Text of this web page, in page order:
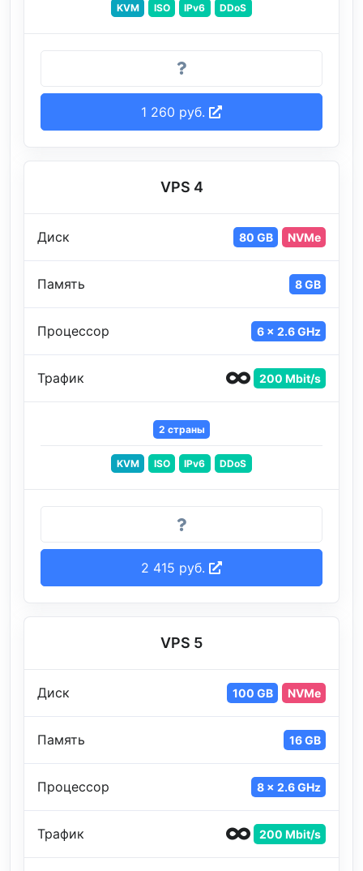
KVM ISO IPv6 DDoS
1 260 руб.
VPS 4
Диск 80 GB NVMe
Память 8 GB
Процессор 6 x 2.6 GHz
Трафик 200 Mbit/s
2 страны
KVM ISO IPv6 DDoS
2 415 руб.
VPS 5
Диск 100 GB NVMe
Память 16 GB
Процессор 8 x 2.6 GHz
Трафик 200 Mbit/s